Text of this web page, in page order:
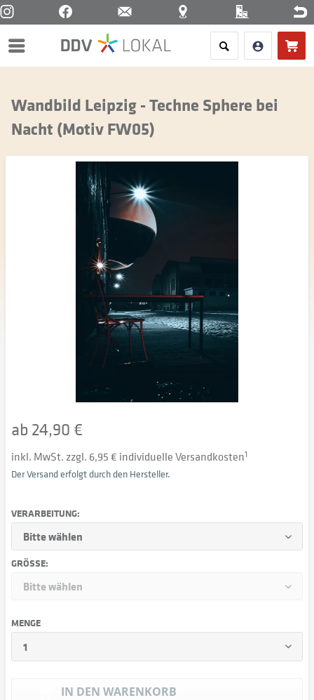
Menü
Wandbild Leipzig - Techne Sphere bei
Nacht (Motiv FW05)
ab 24,90 €
inkl. MwSt. zzgl. 6,95 € individuelle Versandkosten1
Der Versand erfolgt durch den Hersteller.
VERARBEITUNG:
GRÖSSE:
MENGE
IN DEN WARENKORB